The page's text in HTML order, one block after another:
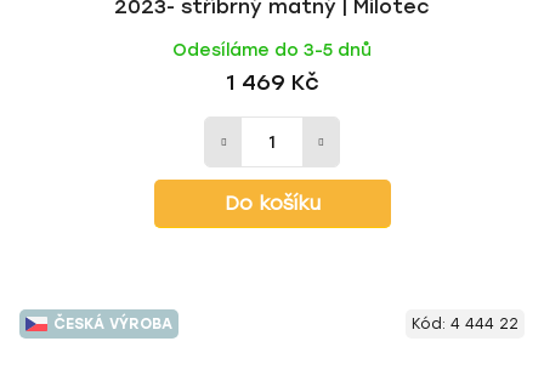
2023- stříbrný matný | Milotec
Odesíláme do 3-5 dnů
1 469 Kč
Do košíku
ČESKÁ VÝROBA Kód: 4 444 22